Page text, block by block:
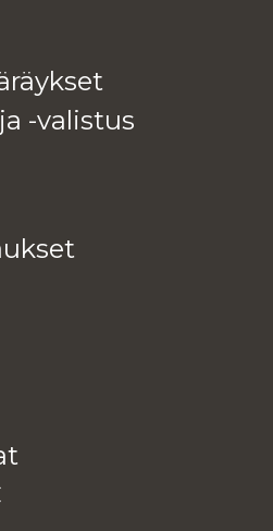
-va­lis­tus